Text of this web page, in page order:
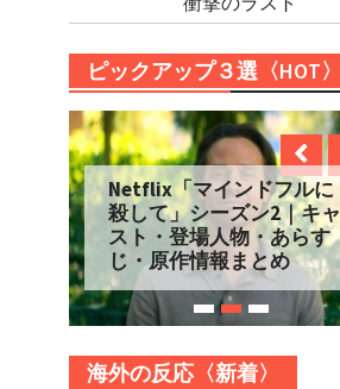
ピックアップ３選〈HOT〉
Netflix「マインドフルに
殺して」シーズン2｜キャ
スト・登場人物・あらす
じ・原作情報まとめ
海外の反応〈新着〉